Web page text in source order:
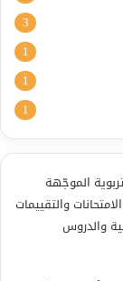
3
1
1
1
الموجّهة
والتقييمات
والدروس